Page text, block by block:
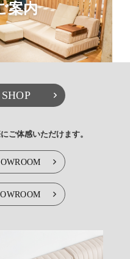
案内
ご体感いただけます。